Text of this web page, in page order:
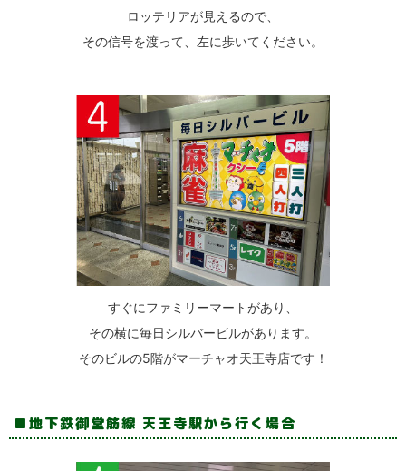
ロッテリアが見えるので、
その信号を渡って、左に歩いてください。
すぐにファミリーマートがあり、
その横に毎日シルバービルがあります。
そのビルの5階がマーチャオ天王寺店です！
地下鉄御堂筋線 天王寺駅から行く場合